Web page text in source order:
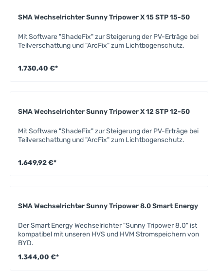
SMA Wechselrichter Sunny Tripower X 15 STP 15-50
Mit Software "ShadeFix" zur Steigerung der PV-Erträge bei
Teilverschattung und "ArcFix" zum Lichtbogenschutz.
1.730,40 €*
SMA Wechselrichter Sunny Tripower X 12 STP 12-50
Mit Software "ShadeFix" zur Steigerung der PV-Erträge bei
Teilverschattung und "ArcFix" zum Lichtbogenschutz.
1.649,92 €*
SMA Wechselrichter Sunny Tripower 8.0 Smart Energy
Der Smart Energy Wechselrichter "Sunny Tripower 8.0" ist
kompatibel mit unseren HVS und HVM Stromspeichern von
BYD.
1.344,00 €*